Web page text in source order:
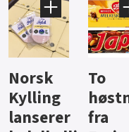
Knalltall
for Açai
Bowl
Aass
bli